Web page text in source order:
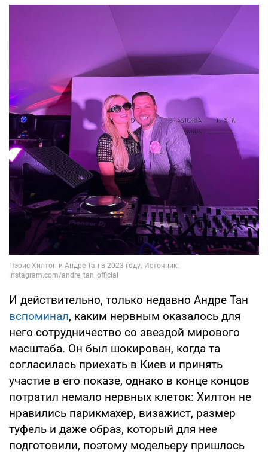
И действительно, только недавно Андре Тан
вспоминал, каким нервным оказалось для
него сотрудничество со звездой мирового
масштаба. Он был шокирован, когда та
согласилась приехать в Киев и принять
участие в его показе, однако в конце концов
потратил немало нервных клеток: Хилтон не
нравились парикмахер, визажист, размер
туфель и даже образ, который для нее
подготовили, поэтому модельеру пришлось